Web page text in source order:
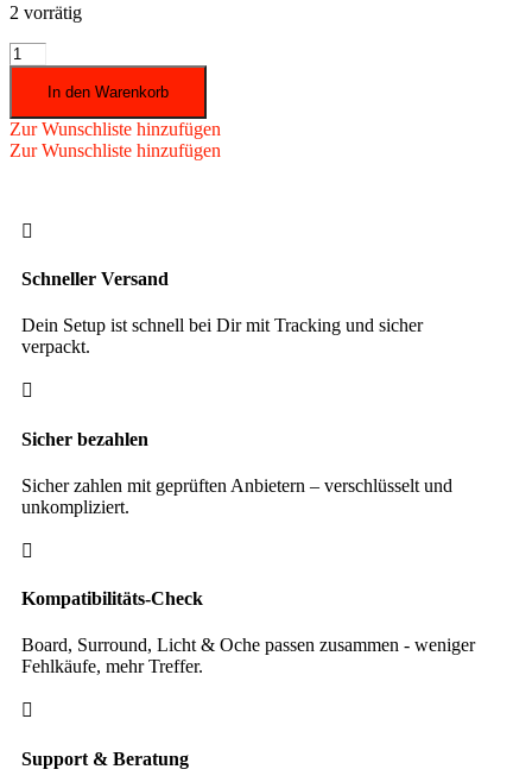
2 vorrätig
Billardtuch
Arizona
grün
Coupon
bis
Robertson
Sprühkleber
In den Warenkorb
Zur Wunschliste hinzufügen
Zur Wunschliste hinzufügen

Schneller Versand
Dein Setup ist schnell bei Dir mit Tracking und sicher
verpackt.

Sicher bezahlen
Sicher zahlen mit geprüften Anbietern – verschlüsselt und
unkompliziert.

Kompatibilitäts-Check
Board, Surround, Licht & Oche passen zusammen - weniger
Fehlkäufe, mehr Treffer.

Support & Beratung